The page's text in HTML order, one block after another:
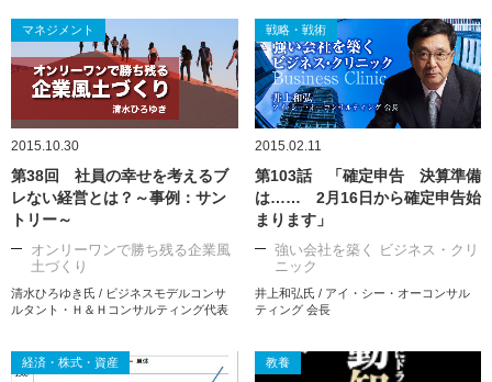
マネジメント
2015.10.30
第38回 社員の幸せを考えるブ
レない経営とは？～事例：サン
トリー～
オンリーワンで勝ち残る企業風
土づくり
清水ひろゆき氏 / ビジネスモデルコンサ
ルタント・Ｈ＆Ｈコンサルティング代表
戦略・戦術
2015.02.11
第103話 「確定申告 決算準備
は…… 2月16日から確定申告始
まります」
強い会社を築く ビジネス・クリ
ニック
井上和弘氏 / アイ・シー・オーコンサル
ティング 会長
経済・株式・資産 教養